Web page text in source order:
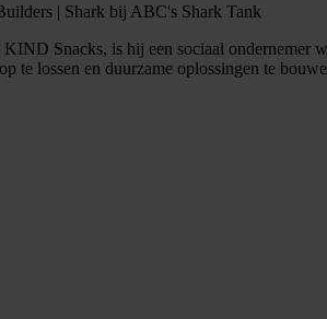
| Shark bij ABC's Shark Tank
Snacks, is hij een sociaal
te lossen en duurzame oplossingen te